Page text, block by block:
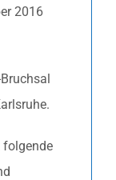
2016
folgende